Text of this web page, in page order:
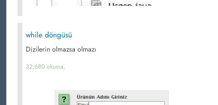
while döngüsü
Dizilerin olmazsa olmazı
32,680 okuma,